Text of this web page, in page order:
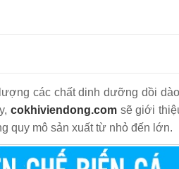
các chất dinh dưỡng dồi
cokhiviendong.comsẽ giới
quy mô sản xuất từ nhỏ đến lớn.